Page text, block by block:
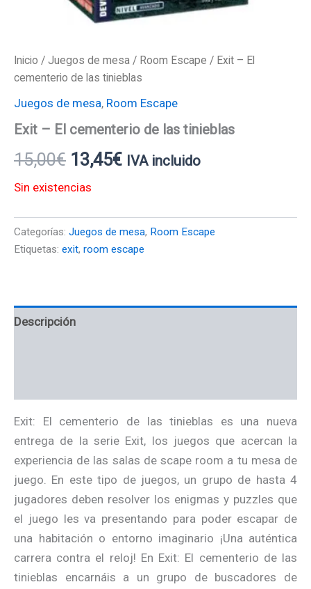
Inicio / Juegos de mesa / Room Escape / Exit – El
cementerio de las tinieblas
Juegos de mesa, Room Escape
Exit – El cementerio de las tinieblas
15,00€ 13,45€ IVA incluido
Sin existencias
Categorías: Juegos de mesa, Room Escape
Etiquetas: exit, room escape
Descripción
Exit: El cementerio de las tinieblas es una nueva
entrega de la serie Exit, los juegos que acercan la
experiencia de las salas de scape room a tu mesa de
juego. En este tipo de juegos, un grupo de hasta 4
jugadores deben resolver los enigmas y puzzles que
el juego les va presentando para poder escapar de
una habitación o entorno imaginario ¡Una auténtica
carrera contra el reloj! En Exit: El cementerio de las
tinieblas encarnáis a un grupo de buscadores de